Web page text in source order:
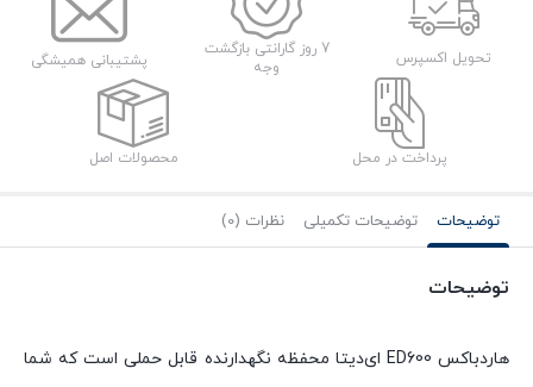
تحویل اکسپرس
7 روز گارانتی بازگشت
وجه
پشتیبانی همیشگی
پرداخت در محل محصولات اصل
توضیحات توضیحات تکمیلی نظرات (0)
توضیحات
هاردباکس ED600 ای‌دیتا محفظه نگهدارنده قابل حملی است که شما